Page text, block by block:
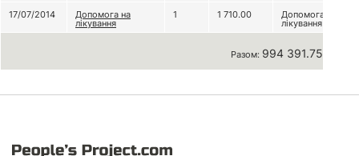
17/07/2014
Допомога на
лікування
1 1 710.00 Допомога на
лікування
Разом: 994 391.75 грн